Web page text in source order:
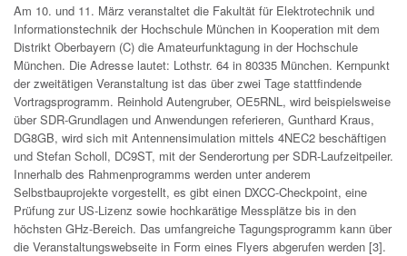
Am 10. und 11. März veranstaltet die Fakultät für Elektrotechnik und
Informationstechnik der Hochschule München in Kooperation mit dem
Distrikt Oberbayern (C) die Amateurfunktagung in der Hochschule
München. Die Adresse lautet: Lothstr. 64 in 80335 München. Kernpunkt
der zweitätigen Veranstaltung ist das über zwei Tage stattfindende
Vortragsprogramm. Reinhold Autengruber, OE5RNL, wird beispielsweise
über SDR-Grundlagen und Anwendungen referieren, Gunthard Kraus,
DG8GB, wird sich mit Antennensimulation mittels 4NEC2 beschäftigen
und Stefan Scholl, DC9ST, mit der Senderortung per SDR-Laufzeitpeiler.
Innerhalb des Rahmenprogramms werden unter anderem
Selbstbauprojekte vorgestellt, es gibt einen DXCC-Checkpoint, eine
Prüfung zur US-Lizenz sowie hochkarätige Messplätze bis in den
höchsten GHz-Bereich. Das umfangreiche Tagungsprogramm kann über
die Veranstaltungswebseite in Form eines Flyers abgerufen werden [3].